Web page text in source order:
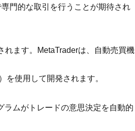
門的な取引を行うことが期待され
れます。MetaTraderは、自動売買機
を使用して開発されます。
ラムがトレードの意思決定を自動的